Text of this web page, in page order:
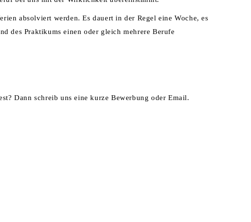
absolviert werden. Es dauert in der Regel eine Woche, es
des Praktikums einen oder gleich mehrere Berufe
Dann schreib uns eine kurze Bewerbung oder Email.